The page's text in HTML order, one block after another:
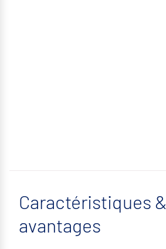
Caractéristiques &
avantages